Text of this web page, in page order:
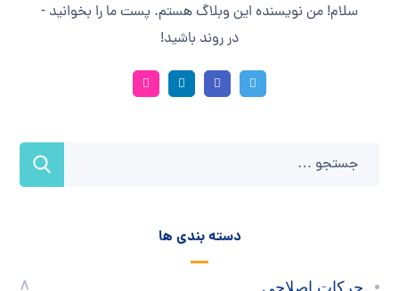
سلام! من نویسنده این وبلاگ هستم. پست ما را بخوانید -
در روند باشید!
دسته بندی ها
حرکات اصلاحی